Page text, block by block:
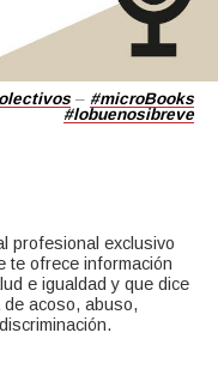
– #microBooks
#lobuenosibreve
profesional exclusivo
te ofrece información
e igualdad y que dice
acoso, abuso,